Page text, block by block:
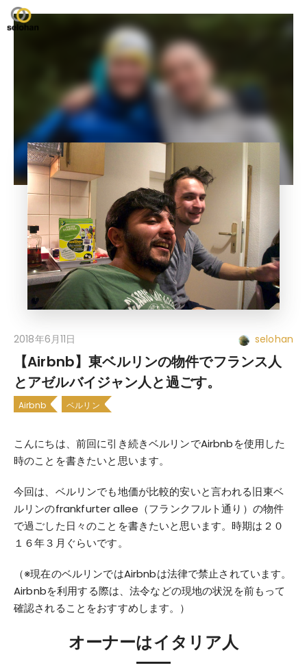
2018年6月11日 selohan
【Airbnb】東ベルリンの物件でフランス人
とアゼルバイジャン人と過ごす。
Airbnb ベルリン
こんにちは、前回に引き続きベルリンでAirbnbを使用した
時のことを書きたいと思います。
今回は、ベルリンでも地価が比較的安いと言われる旧東ベ
ルリンのfrankfurter allee（フランクフルト通り）の物件
で過ごした日々のことを書きたいと思います。時期は２０
１６年３月ぐらいです。
（※現在のベルリンではAirbnbは法律で禁止されています。
Airbnbを利用する際は、法令などの現地の状況を前もって
確認されることをおすすめします。）
オーナーはイタリア人